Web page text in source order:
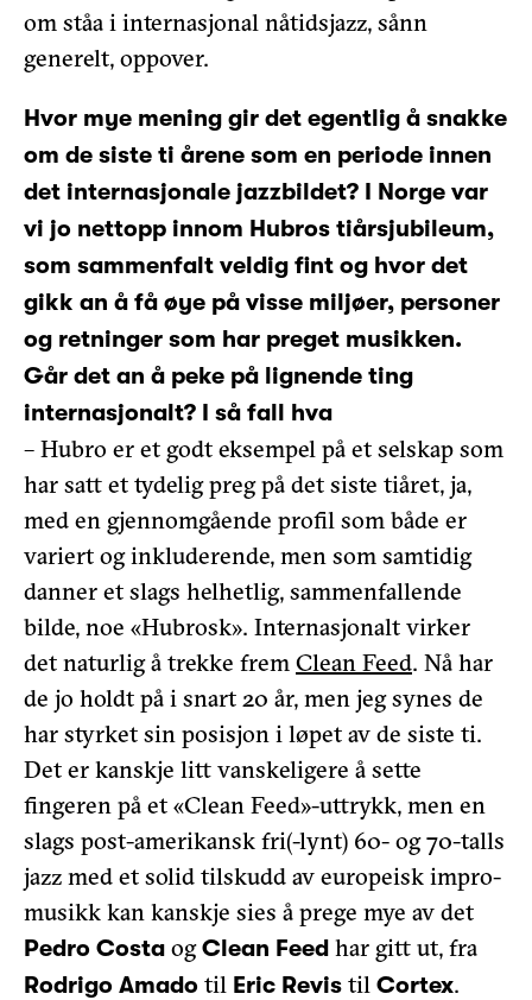
om ståa i internasjonal nåtidsjazz, sånn
generelt, oppover.
Hvor mye mening gir det egentlig å snakke
om de siste ti årene som en periode innen
det internasjonale jazzbildet? I Norge var
vi jo nettopp innom Hubros tiårsjubileum,
som sammenfalt veldig fint og hvor det
gikk an å få øye på visse miljøer, personer
og retninger som har preget musikken.
Går det an å peke på lignende ting
internasjonalt? I så fall hva
– Hubro er et godt eksempel på et selskap som
har satt et tydelig preg på det siste tiåret, ja,
med en gjennomgående profil som både er
variert og inkluderende, men som samtidig
danner et slags helhetlig, sammenfallende
bilde, noe «Hubrosk». Internasjonalt virker
det naturlig å trekke frem Clean Feed. Nå har
de jo holdt på i snart 20 år, men jeg synes de
har styrket sin posisjon i løpet av de siste ti.
Det er kanskje litt vanskeligere å sette
fingeren på et «Clean Feed»-uttrykk, men en
slags post-amerikansk fri(-lynt) 60- og 70-talls
jazz med et solid tilskudd av europeisk impro-
musikk kan kanskje sies å prege mye av det
Pedro Costa ogClean Feed har gitt ut, fra
Rodrigo Amado til Eric Revis til Cortex.